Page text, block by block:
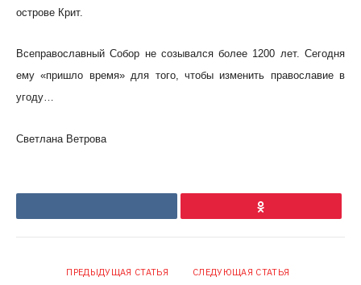
острове Крит.
Всеправославный Собор не созывался более 1200 лет. Сегодня
ему «пришло время» для того, чтобы изменить православие в
угоду…
Светлана Ветрова
Ok
ПРЕДЫДУЩАЯ СТАТЬЯ СЛЕДУЮЩАЯ СТАТЬЯ